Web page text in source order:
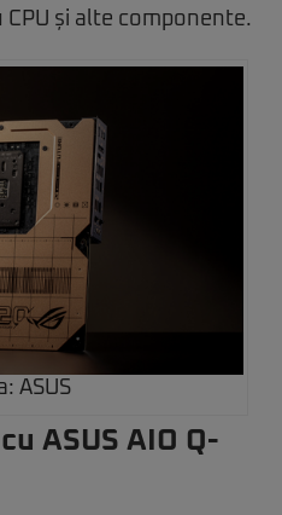
și alte componente.
ASUS
ASUS AIO Q-